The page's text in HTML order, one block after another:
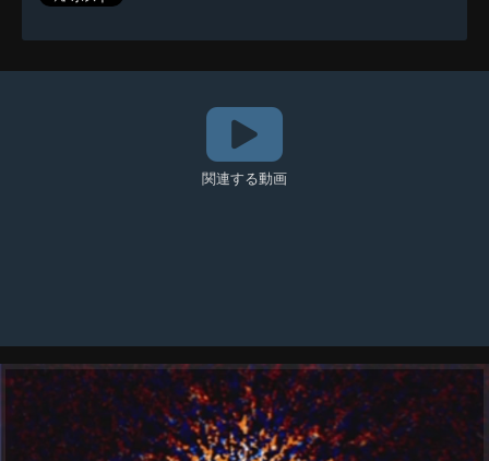
関連する動画